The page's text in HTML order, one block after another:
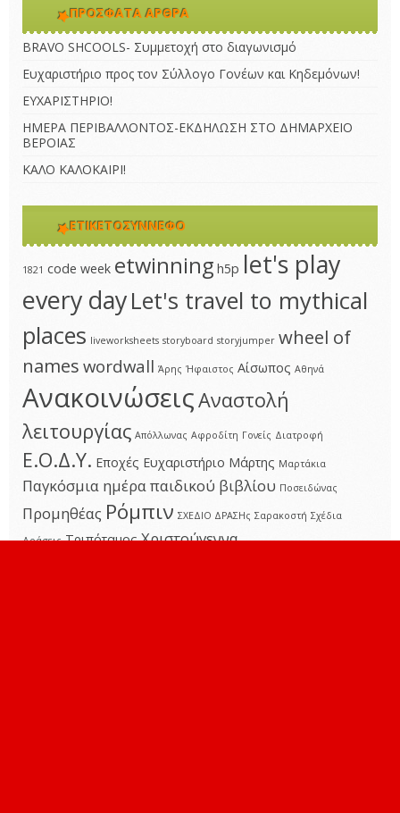
ΠΡΌΣΦΑΤΑ ΆΡΘΡΑ
BRAVO SHCOOLS- Συμμετοχή στο διαγωνισμό
Ευχαριστήριο προς τον Σύλλογο Γονέων και Κηδεμόνων!
ΕΥΧΑΡΙΣΤΗΡΙΟ!
ΗΜΕΡΑ ΠΕΡΙΒΑΛΛΟΝΤΟΣ-ΕΚΔΗΛΩΣΗ ΣΤΟ ΔΗΜΑΡΧΕΙΟ
ΒΕΡΟΙΑΣ
ΚΑΛΟ ΚΑΛΟΚΑΙΡΙ!
ΕΤΙΚΕΤΟΣΎΝΝΕΦΟ
1821 code week etwinning h5p let's play
every dayLet's travel to mythical
places liveworksheets storyboard storyjumper wheel of
names wordwall Άρης Ήφαιστος Αίσωπος Αθηνά
ΑνακοινώσειςΑναστολή
λειτουργίας Απόλλωνας Αφροδίτη Γονείς Διατροφή
Ε.Ο.Δ.Υ. Εποχές Ευχαριστήριο Μάρτης Μαρτάκια
Παγκόσμια ημέρα παιδικού βιβλίου Ποσειδώνας
Προμηθέας Ρόμπιν ΣΧΕΔΙΟ ΔΡΑΣΗς Σαρακοστή Σχέδια
Δράσεις Τριπόταμος Χριστούγεννα